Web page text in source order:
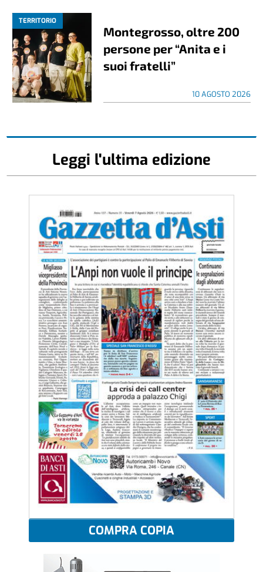
TERRITORIO
Montegrosso, oltre 200
persone per “Anita e i
suoi fratelli”
10 AGOSTO 2026
Leggi l'ultima edizione
COMPRA COPIA